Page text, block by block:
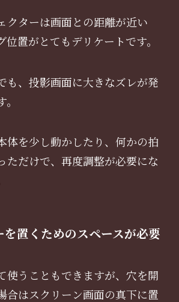
クターは画面との距離が近い
置がとてもデリケートです。
も、投影画面に大きなズレが発
体を少し動かしたり、何かの拍
ただけで、再度調整が必要にな
を置くためのスペースが必要
使うこともできますが、穴を開
合はスクリーン画面の真下に置